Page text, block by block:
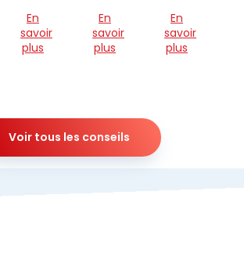
En
savoir
plus
En
savoir
plus
En
savoir
plus
Voir tous les conseils